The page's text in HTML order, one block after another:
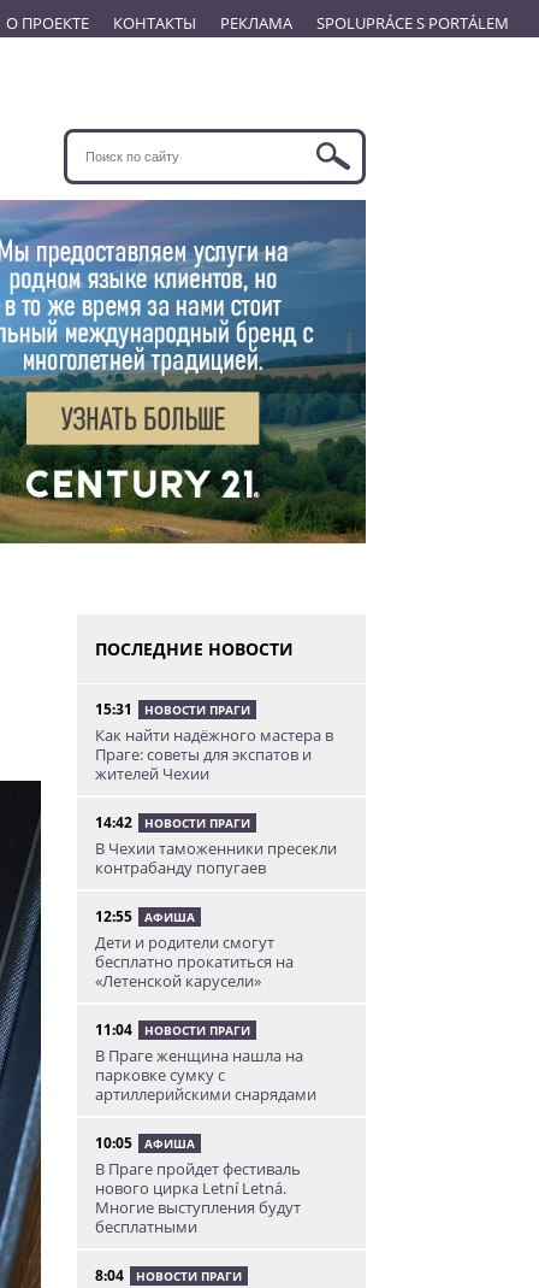
О ПРОЕКТЕ КОНТАКТЫ РЕКЛАМА SPOLUPRÁCE S PORTÁLEM
ПОСЛЕДНИЕ НОВОСТИ
15:31 НОВОСТИ ПРАГИ
Как найти надёжного мастера в
Праге: советы для экспатов и
жителей Чехии
14:42 НОВОСТИ ПРАГИ
В Чехии таможенники пресекли
контрабанду попугаев
12:55 АФИША
Дети и родители смогут
бесплатно прокатиться на
«Летенской карусели»
11:04 НОВОСТИ ПРАГИ
В Праге женщина нашла на
парковке сумку с
артиллерийскими снарядами
10:05 АФИША
В Праге пройдет фестиваль
нового цирка Letní Letná.
Многие выступления будут
бесплатными
8:04 НОВОСТИ ПРАГИ